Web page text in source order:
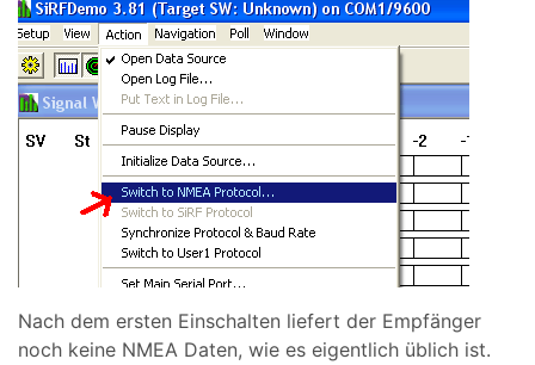
Nach dem ersten Einschalten liefert der Empfänger
noch keine NMEA Daten, wie es eigentlich üblich ist.